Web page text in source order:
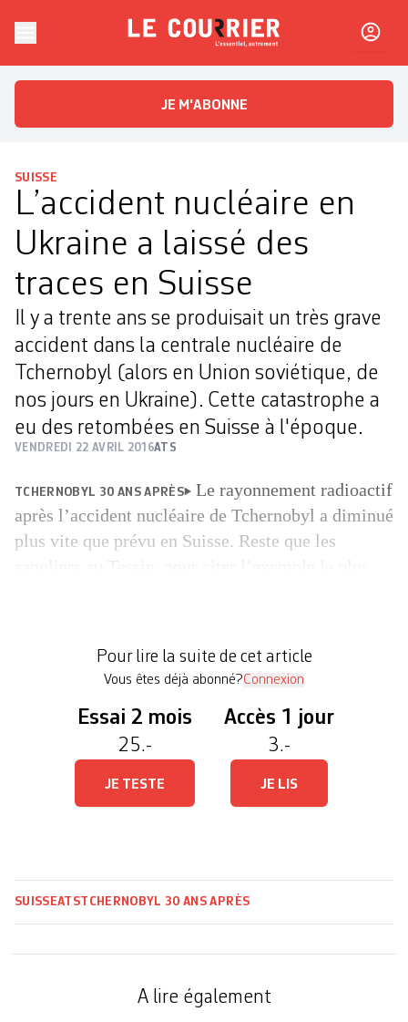
Le CourrierL'essentiel, autrement
JE M'ABONNE
SUISSE
L’accident nucléaire en
Ukraine a laissé des
traces en Suisse
Il y a trente ans se produisait un très grave
accident dans la centrale nucléaire de
Tchernobyl (alors en Union soviétique, de
nos jours en Ukraine). Cette catastrophe a
eu des retombées en Suisse à l'époque.
VENDREDI 22 AVRIL 2016ATS
TCHERNOBYL 30 ANS APRÈS
Le rayonnement radioactif
après l’accident nucléaire de Tchernobyl a diminué
plus vite que prévu en Suisse. Reste que les
avril 1986. Comme les autres Européens, […]
Pour lire la suite de cet article
Vous êtes déjà abonné?Connexion
Essai 2 mois
25.-
JE TESTE
Accès 1 jour
3.-
JE LIS
SUISSEATSTCHERNOBYL 30 ANS APRÈS
A lire également